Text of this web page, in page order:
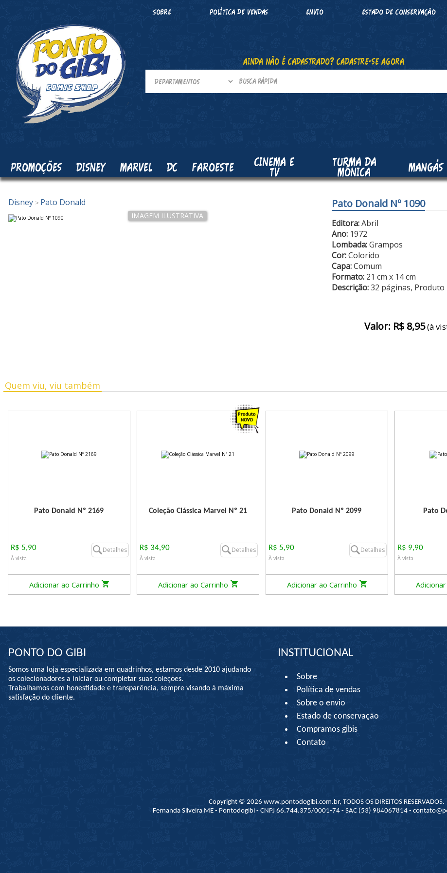
SOBRE POLÍTICA DE VENDAS ENVIO ESTADO DE CONSERVAÇÃO
AINDA NÃO É CADASTRADO? CADASTRE-SE AGORA
PROMOÇÕES DISNEY MARVEL DC FAROESTE CINEMA E
TV
TURMA DA
MÔNICA MANGÁS
Disney > Pato Donald Pato Donald Nº 1090
Editora:Abril
Ano:1972
Lombada:Grampos
Cor:Colorido
Capa:Comum
Formato:21 cm x 14 cm
Descrição:32 páginas, Produto
Valor: R$ 8,95(à
Quem viu, viu também
Pato Donald Nº 2169
R$ 5,90
À vista
Detalhes
Adicionar ao Carrinho
Coleção Clássica Marvel Nº 21
R$ 34,90
À vista
Detalhes
Adicionar ao Carrinho
Pato Donald Nº 2099
R$ 5,90
À vista
Detalhes
Adicionar ao Carrinho
Pato
R$ 9,90
À vista
PONTO DO GIBI
Somos uma loja especializada em quadrinhos, estamos desde 2010 ajudando
os colecionadores a iniciar ou completar suas coleções.
Trabalhamos com honestidade e transparência, sempre visando à máxima
satisfação do cliente.
INSTITUCIONAL
Sobre
Política de vendas
Sobre o envio
Estado de conservação
Compramos gibis
Contato
Copyright © 2026 www.pontodogibi.com.br, TODOS OS DIREITOS RESERVADOS.
Fernanda Silveira ME - Pontodogibi - CNPJ 66.744.375/0001-74 - SAC (53) 984067814 -